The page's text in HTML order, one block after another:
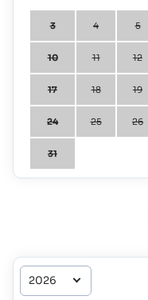
3 4 5
10 11 12
17 18 19
24 25 26
31